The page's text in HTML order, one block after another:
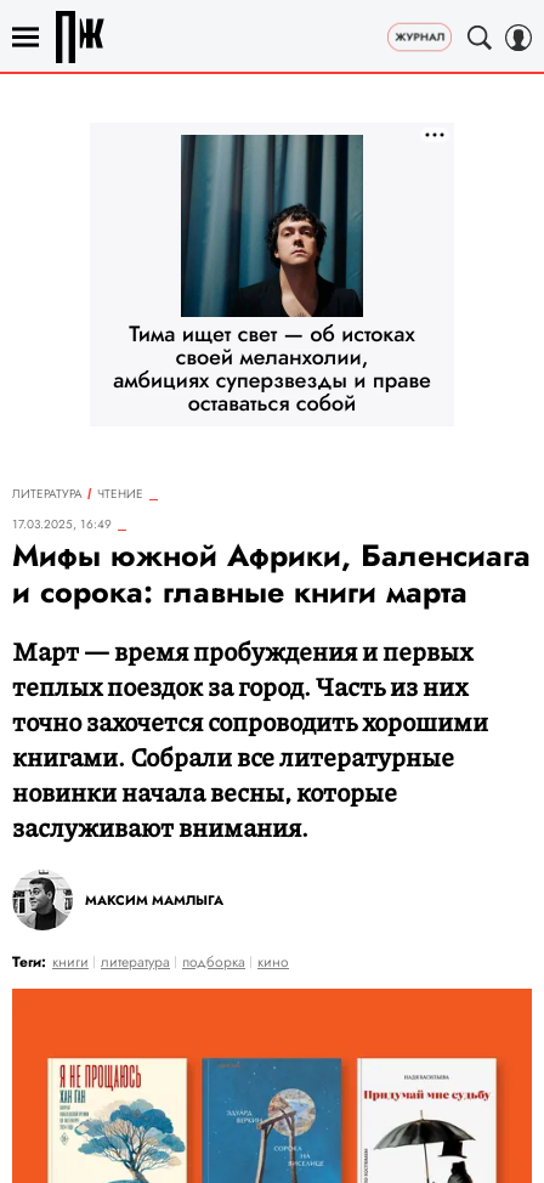
ЛИТЕРАТУРА
ЧТЕНИЕ
17.03.2025, 16:49
Мифы южной Африки, Баленсиага
и сорока: главные книги марта
Март — время пробуждения и первых
теплых поездок за город. Часть из них
точно захочется сопроводить хорошими
книгами. Собрали все литературные
новинки начала весны, которые
заслуживают внимания.
МАКСИМ МАМЛЫГА
Теги: книги литература подборка кино